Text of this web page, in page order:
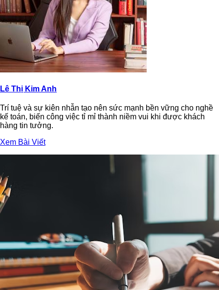
Lê Thị Kim Anh
Trí tuệ và sự kiên nhẫn tạo nên sức mạnh bền vững cho nghề
kế toán, biến công việc tỉ mỉ thành niềm vui khi được khách
hàng tin tưởng.
Xem Bài Viết